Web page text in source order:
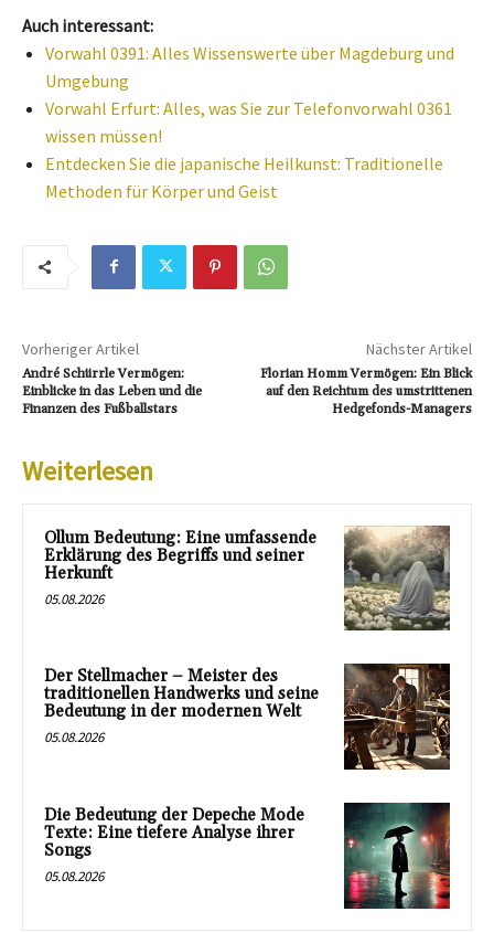
Auch interessant:
Vorwahl 0391: Alles Wissenswerte über Magdeburg und
Umgebung
Vorwahl Erfurt: Alles, was Sie zur Telefonvorwahl 0361
wissen müssen!
Entdecken Sie die japanische Heilkunst: Traditionelle
Methoden für Körper und Geist
Vorheriger Artikel
André Schürrle Vermögen:
Einblicke in das Leben und die
Finanzen des Fußballstars
Nächster Artikel
Florian Homm Vermögen: Ein Blick
auf den Reichtum des umstrittenen
Hedgefonds-Managers
Weiterlesen
Ollum Bedeutung: Eine umfassende
Erklärung des Begriffs und seiner
Herkunft
05.08.2026
Der Stellmacher – Meister des
traditionellen Handwerks und seine
Bedeutung in der modernen Welt
05.08.2026
Die Bedeutung der Depeche Mode
Texte: Eine tiefere Analyse ihrer
Songs
05.08.2026